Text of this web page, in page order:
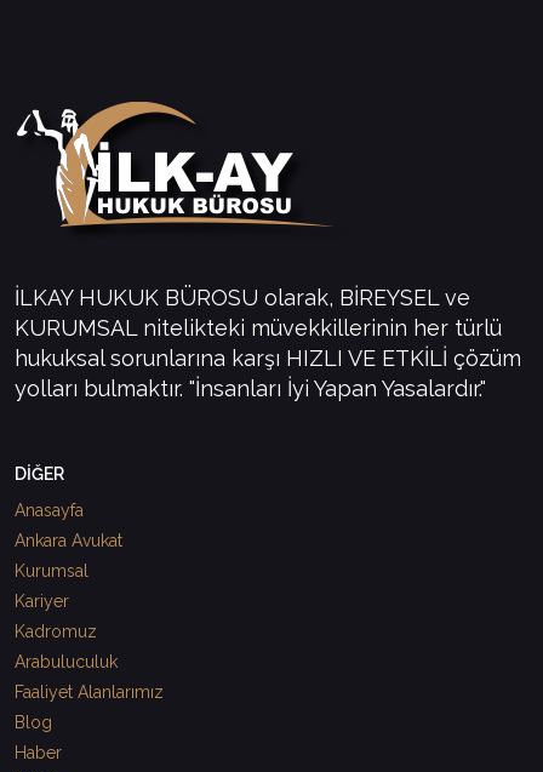
İLKAY HUKUK BÜROSU olarak, BİREYSEL ve
KURUMSAL nitelikteki müvekkillerinin her türlü
hukuksal sorunlarına karşı HIZLI VE ETKİLİ çözüm
yolları bulmaktır. "İnsanları İyi Yapan Yasalardır."
DİĞER
Anasayfa
Ankara Avukat
Kurumsal
Kariyer
Kadromuz
Arabuluculuk
Faaliyet Alanlarımız
Blog
Haber